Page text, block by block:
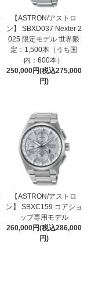
【ASTRON/アストロ
ン】 SBXD037 Nexter 2
025 限定モデル 世界限
定：1,500本（うち国
内：600本）
250,000円(税込275,000
円)
【ASTRON/アストロ
ン】 SBXC159 コアショ
ップ専用モデル
260,000円(税込286,000
円)